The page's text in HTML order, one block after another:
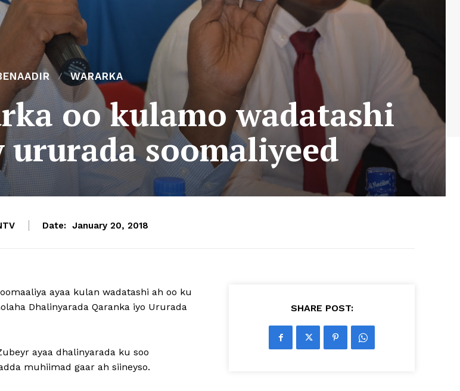
WARARKA
oo kulamo wadatashi
ururada soomaliyeed
Date: January 20, 2018
ayaa kulan wadatashi ah oo ku
Dhalinyarada Qaranka iyo Ururada
ayaa dhalinyarada ku soo
muhiimad gaar ah siineyso.
SHARE POST: